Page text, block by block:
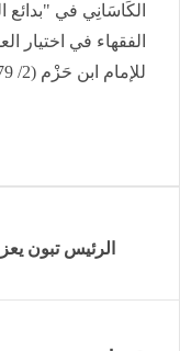
الفقهاء في اختيار
للإمام ابن حَزْم (2/ 179، ط. دار الفكر).
الرئيس تبون